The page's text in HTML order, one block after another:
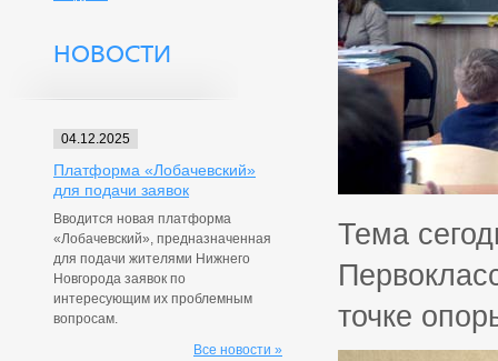
НОВОСТИ
04.12.2025
Платформа «Лобачевский»
для подачи заявок
Вводится новая платформа
«Лобачевский», предназначенная
для подачи жителями Нижнего
Новгорода заявок по
интересующим их проблемным
вопросам.
Все новости »
Тема
точке